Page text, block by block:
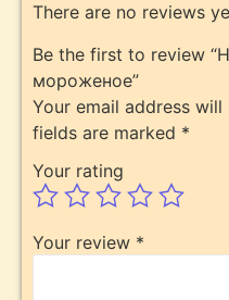
There are no reviews
Be the first to review
мороженое”
Your email address
fields are marked *
Your rating
Your review *